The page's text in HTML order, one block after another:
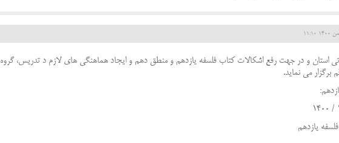
استان و در جهت رفع اشکالات کتاب فلسفه یازدهم و منطق دهم و ایجاد هماهنگی های لازم د تدریس، گروه
برگزار می نماید.
یازدهم